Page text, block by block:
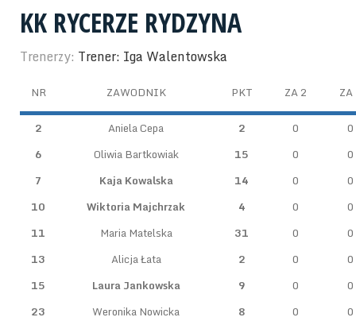
KK RYCERZE RYDZYNA
Trenerzy: Trener: Iga Walentowska
NR ZAWODNIK PKT ZA 2 ZA
2 Aniela Cepa 2 0
0
6
Oliwia Bartkowiak 15 0
0
7
Kaja Kowalska 14 0
0
10
Wiktoria Majchrzak 4 0
0
11
Maria Matelska 31 0
0
13
Alicja Łata 2 0
0
15
Laura Jankowska 9 0
0
23
Weronika Nowicka 8 0
0